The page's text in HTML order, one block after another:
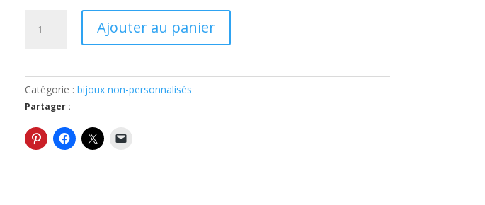
avec
pastille
en
Ajouter au panier
Catégorie : bijoux non-personnalisés
Partager :